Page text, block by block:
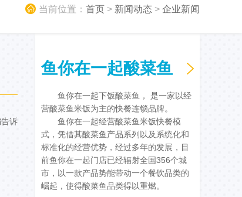
当前位置： 首页 > 新闻动态 > 企业新闻
诉
鱼你在一起酸菜鱼
鱼你在一起下饭酸菜鱼， 是一家以经
营酸菜鱼米饭为主的快餐连锁品牌。
鱼你在一起经营酸菜鱼米饭快餐模
式，凭借其酸菜鱼产品系列以及系统化和
标准化的经营优势，经过多年的发展，目
前鱼你在一起门店已经辐射全国356个城
市，以一款产品势能带动一个餐饮品类的
崛起，使得酸菜鱼品类得以重燃。